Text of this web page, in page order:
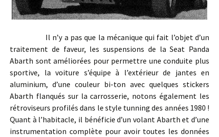
Il n’y a pas que la mécanique qui fait l’objet d’un
traitement de faveur, les suspensions de la Seat Panda
Abarth sont améliorées pour permettre une conduite plus
sportive, la voiture s’équipe à l’extérieur de jantes en
aluminium, d’une couleur bi-ton avec quelques stickers
Abarth flanqués sur la carrosserie, notons également les
rétroviseurs profilés dans le style tunning des années 1980 !
Quant à l’habitacle, il bénéficie d’un volant Abarth et d’une
instrumentation complète pour avoir toutes les données